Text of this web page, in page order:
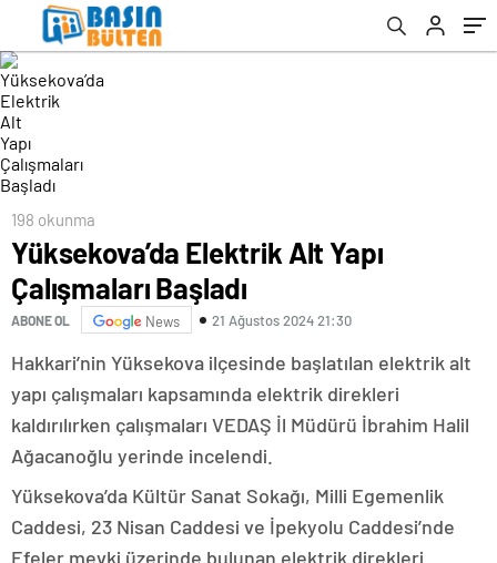
198 okunma
Yüksekova’da Elektrik Alt Yapı
Çalışmaları Başladı
ABONE OL News 21 Ağustos 2024 21:30
Hakkari’nin Yüksekova ilçesinde başlatılan elektrik alt
yapı çalışmaları kapsamında elektrik direkleri
kaldırılırken çalışmaları VEDAŞ İl Müdürü İbrahim Halil
Ağacanoğlu yerinde incelendi.
Yüksekova’da Kültür Sanat Sokağı, Milli Egemenlik
Caddesi, 23 Nisan Caddesi ve İpekyolu Caddesi’nde
Efeler mevki üzerinde bulunan elektrik direkleri